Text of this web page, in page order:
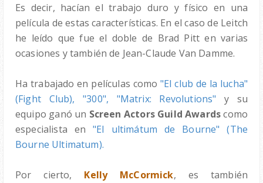
Es decir, hacían el trabajo duro y físico en una
película de estas características. En el caso de Leitch
he leído que fue el doble de Brad Pitt en varias
ocasiones y también de Jean-Claude Van Damme.
Ha trabajado en películas como"El club de la lucha"
(Fight Club), "300", "Matrix: Revolutions" y su
equipo ganó un Screen Actors Guild Awardscomo
especialista en"El ultimátum de Bourne" (The
Bourne Ultimatum).
Por cierto, Kelly McCormick, es también